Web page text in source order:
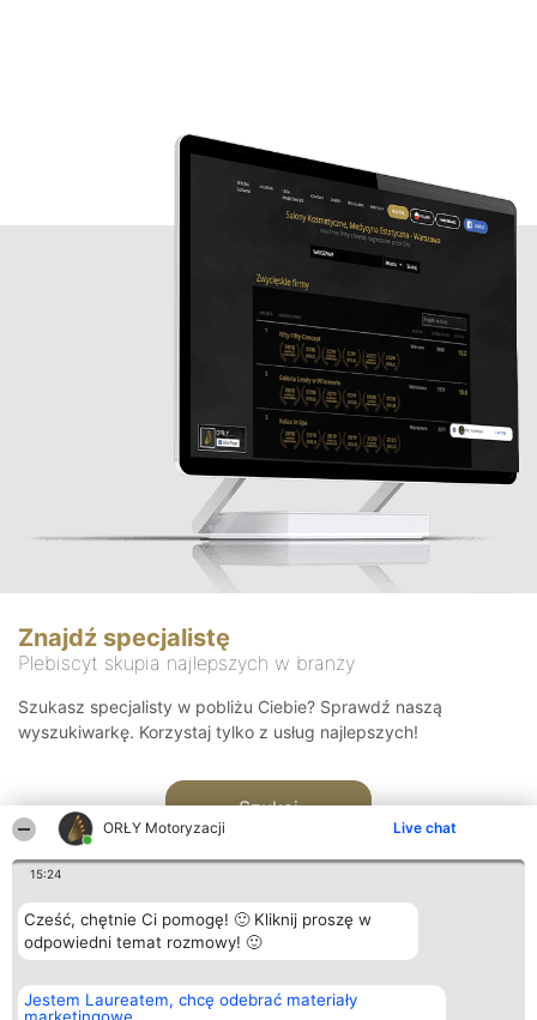
ORŁY Motoryzacji Live chat
15:24
Cześć, chętnie Ci pomogę! 🙂 Kliknij proszę w
odpowiedni temat rozmowy! 🙂
Jestem Laureatem, chcę odebrać materiały
Znajdź specjalistę
Plebiscyt skupia najlepszych w branży
Szukasz specjalisty w pobliżu Ciebie? Sprawdź naszą
wyszukiwarkę. Korzystaj tylko z usług najlepszych!
Szukaj
Organizator plebiscytu
Bright Side Solutions sp. z o.
Plebiscyt
Laureaci
Kontakt
Kontakt